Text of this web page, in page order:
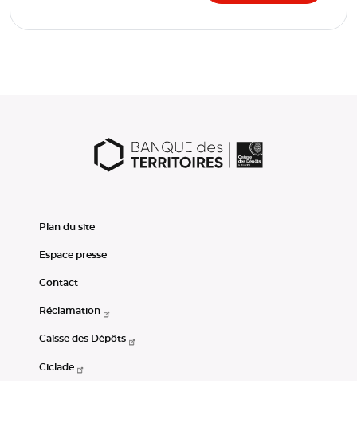
Plan du site
Espace presse
Contact
Réclamation
Caisse des Dépôts
Ciclade